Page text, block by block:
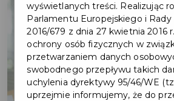
wyświetlanych treści. Realizując
Parlamentu Europejskiego i Rady
2016/679 z dnia 27 kwietnia 2016
ochrony osób fizycznych w
przetwarzaniem danych
swobodnego przepływu takich
uchylenia dyrektywy 95/46/WE
uprzejmie informujemy, że do